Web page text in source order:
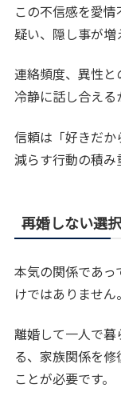
この不信感を愛情
疑い、隠し事が増
連絡頻度、異性
冷静に話し合える
信頼は「好きだ
減らす行動の積み
再婚しない選
本気の関係であ
けではありません。
離婚して一人で
る、家族関係を
ことが必要です。